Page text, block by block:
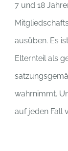
7 und 18
ausüben. Es
Elternteil als
wahrnimmt.
auf jeden Fall